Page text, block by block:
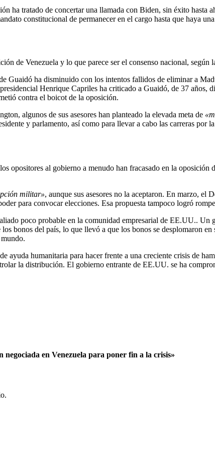
ha tratado de concertar una llamada con Biden, sin éxito hasta
constitucional de permanecer en el cargo hasta que haya
de Venezuela y lo que parece ser el consenso nacional, según
Guaidó ha disminuido con los intentos fallidos de eliminar a
Henrique Capriles ha criticado a Guaidó, de 37
contra el boicot de la oposición.
algunos de sus asesores han planteado la elevada meta de
y parlamento, así como para llevar a cabo las carreras por
opositores al gobierno a menudo han fracasado en la
militar», aunque sus asesores no la aceptaron. En marzo, el
para convocar elecciones. Esa propuesta tampoco logró
poco probable en la comunidad empresarial de EE.UU.. Un
bonos del país, lo que llevó a que los bonos se desplomaron
ayuda humanitaria para hacer frente a una creciente crisis de
la distribución. El gobierno entrante de EE.UU. se ha
negociada en Venezuela para poner fin a la crisis»